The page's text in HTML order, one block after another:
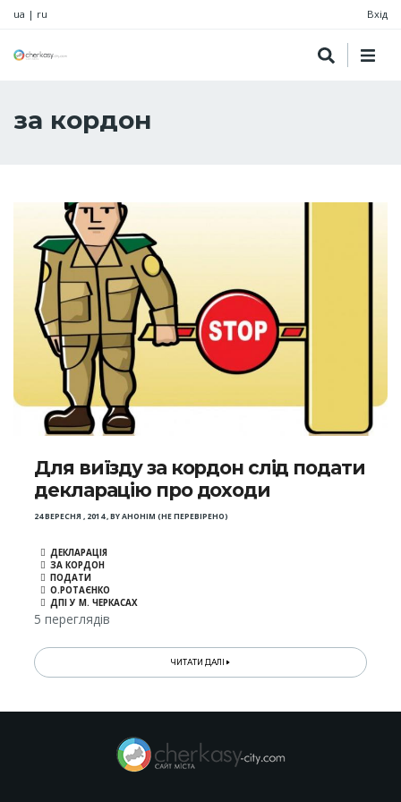
ua | ru Вхід
за кордон
Для виїзду за кордон слід подати
декларацію про доходи
24 ВЕРЕСНЯ , 2014,BYАНОНІМ (НЕ ПЕРЕВІРЕНО)
ДЕКЛАРАЦІЯ
ЗА КОРДОН
ПОДАТИ
О.РОТАЄНКО
ДПІ У М. ЧЕРКАСАХ
5 переглядів
ЧИТАТИ ДАЛІ